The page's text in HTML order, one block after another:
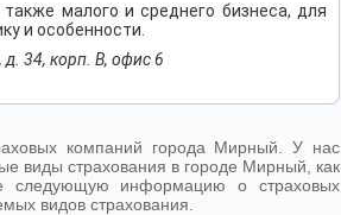
малого и среднего бизнеса, для
и особенности.
34, корп. В, офис 6
компаний города Мирный. У нас
виды страхования в городе Мирный, как
следующую информацию о страховых
видов страхования.